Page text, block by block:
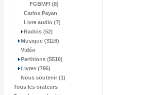
FGBMFI (8)
Carlos Payan
Livre audio (7)
Radios (52)
Musique (3116)
Vidéo
Partitions (5510)
Livres (795)
Nous soutenir (1)
Tous les orateurs